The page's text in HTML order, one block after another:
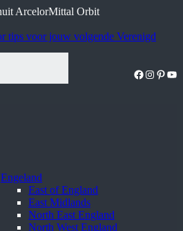
Facebook
Engeland
East of England
East Midlands
North East England
North West England